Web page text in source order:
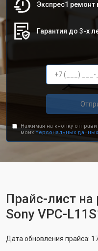
Экспрес1 ремонт
Гарантия до 3-х
Нажимая на кнопку
моих персональных
Прайс-лист
Sony VPC-
Дата обновления прайса: